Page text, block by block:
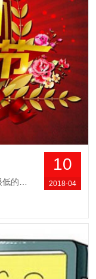
10
2018-04